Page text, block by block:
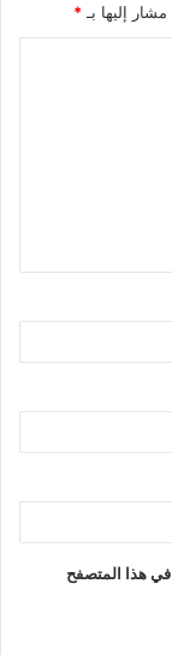
إليها بـ *
في هذا المتصفح